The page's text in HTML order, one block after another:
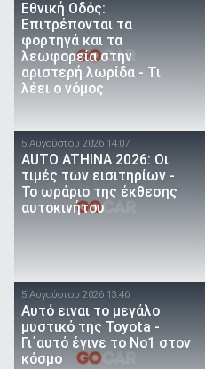
Εθνική Οδός:
Επιτρέπονται τα
φορτηγά και τα
λεωφορεία στην
αριστερή λωρίδα - Τι
λέει ο νόμος
5 Αυγούστου 2026 14:07
AUTO ATHINA 2026: Οι
τιμές των εισιτηρίων -
Το ωράριο της έκθεσης
αυτοκινήτου
5 Αυγούστου 2026 13:46
Αυτό ειναι τo μεγάλο
μυστικό της Toyota -
Γι΄αυτό έγινε το Νο1 στον
κόσμο